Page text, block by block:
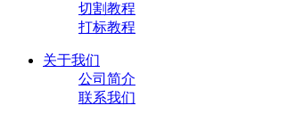
切割教程
打标教程
关于我们
公司简介
联系我们